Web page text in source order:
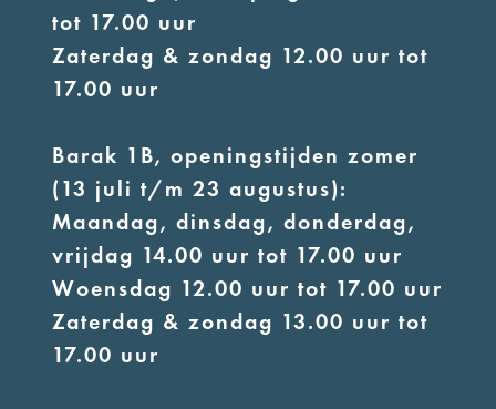
tot 17.00 uur
Zaterdag & zondag 12.00 uur tot
17.00 uur
Barak 1B, openingstijden zomer
(13 juli t/m 23 augustus):
Maandag, dinsdag, donderdag,
vrijdag 14.00 uur tot 17.00 uur
Woensdag 12.00 uur tot 17.00 uur
Zaterdag & zondag 13.00 uur tot
17.00 uur